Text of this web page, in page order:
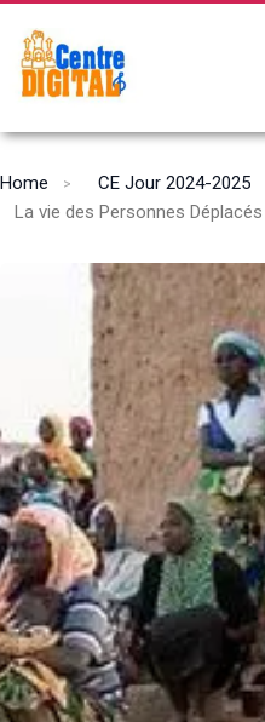
Home
CE Jour 2024-2025